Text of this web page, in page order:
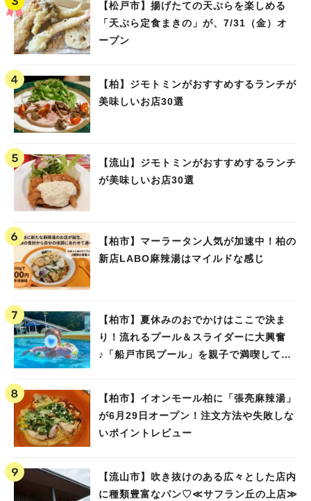
【松戸市】揚げたての天ぷらを楽しめる
「天ぷら定食まきの」が、7/31（金）オ
ープン
【柏】ジモトミンがおすすめするランチが
美味しいお店30選
【流山】ジモトミンがおすすめするランチ
が美味しいお店30選
【柏市】マーラータン人気が加速中！柏の
新店LABO麻辣湯はマイルドな感じ
【柏市】夏休みのおでかけはここで決ま
り！流れるプール＆スライダーに大興奮
♪「船戸市民プール」を親子で満喫してき
【柏市】イオンモール柏に「張亮麻辣湯」
が6月29日オープン！注文方法や失敗しな
いポイントレビュー
【流山市】吹き抜けのある広々とした店内
に種類豊富なパン♡≪サフラン丘の上店≫